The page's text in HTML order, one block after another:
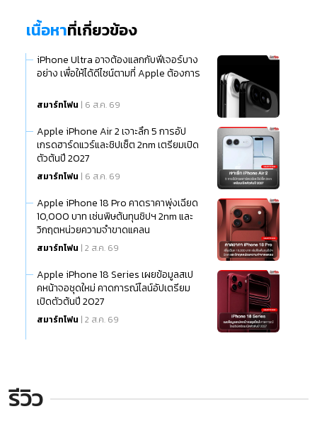
เนื้อหาที่เกี่ยวข้อง
iPhone Ultra อาจต้องแลกกับฟีเจอร์บาง
อย่าง เพื่อให้ได้ดีไซน์ตามที่ Apple ต้องการ
สมาร์ทโฟน | 6 ส.ค. 69
Apple iPhone Air 2 เจาะลึก 5 การอัป
เกรดฮาร์ดแวร์และชิปเซ็ต 2nm เตรียมเปิด
ตัวต้นปี 2027
สมาร์ทโฟน | 6 ส.ค. 69
Apple iPhone 18 Pro คาดราคาพุ่งเฉียด
10,000 บาท เซ่นพิษต้นทุนชิปฯ 2nm และ
วิกฤตหน่วยความจำขาดแคลน
สมาร์ทโฟน | 2 ส.ค. 69
Apple iPhone 18 Series เผยข้อมูลสเป
คหน้าจอชุดใหม่ คาดการณ์ไลน์อัปเตรียม
เปิดตัวต้นปี 2027
สมาร์ทโฟน | 2 ส.ค. 69
รีวิว